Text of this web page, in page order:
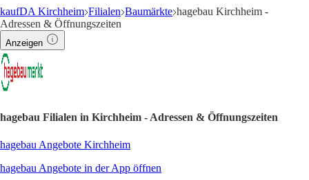
kaufDA Kirchheim Filialen Baumärkte hagebau Kirchheim -
Adressen & Öffnungszeiten
Anzeigen
hagebau Filialen in Kirchheim - Adressen & Öffnungszeiten
hagebau Angebote Kirchheim
hagebau Angebote in der App öffnen